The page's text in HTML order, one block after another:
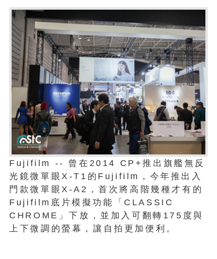
Fujifilm -- 曾在2014 CP+推出旗艦無反
光鏡微單眼X-T1的Fujifilm，今年推出入
門款微單眼X-A2，首次將高階幾種才有的
Fujifilm底片模擬功能「CLASSIC
CHROME」下放，並加入可翻轉175度與
上下微調的螢幕，讓自拍更加便利。